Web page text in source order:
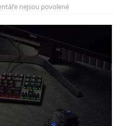
nejsou povolené